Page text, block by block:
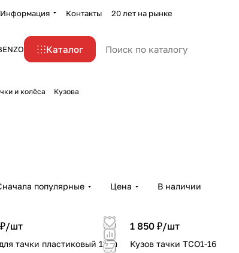
Информация Контакты 20 лет на рынке
Каталог
и колёса Кузова
популярные Цена В наличии
шт
тачки пластиковый 110л
1 850 ₽/шт
Кузов тачки ТСО1-16